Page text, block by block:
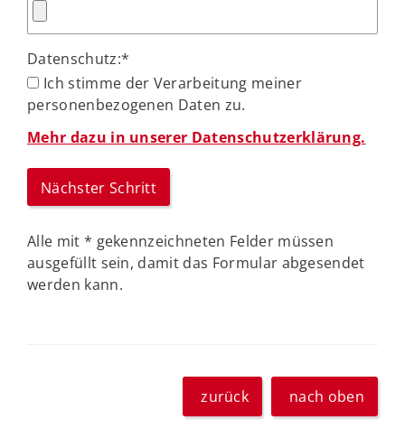
Datenschutz:*
Ich stimme der Verarbeitung meiner
personenbezogenen Daten zu.
Mehr dazu in unserer Datenschutzerklärung.
Alle mit * gekennzeichneten Felder müssen
ausgefüllt sein, damit das Formular abgesendet
werden kann.
zurück nach oben